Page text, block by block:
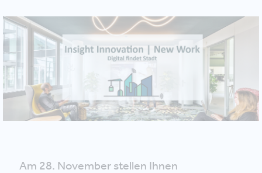
Am 28. November stellen Ihnen